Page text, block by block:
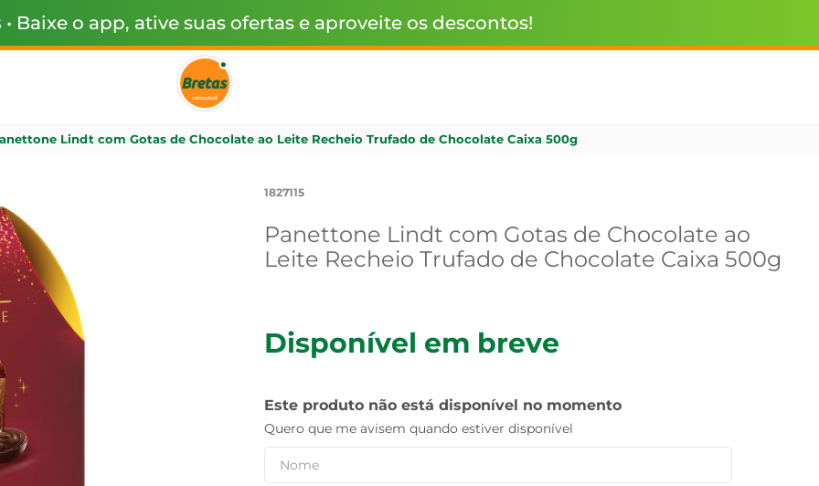
• Baixe o app, ative suas ofertas e aproveite os descontos!
Lindt com Gotas de Chocolate ao Leite Recheio Trufado de Chocolate Caixa 500g
1827115
Panettone Lindt com Gotas de Chocolate ao
Leite Recheio Trufado de Chocolate Caixa 500g
Disponível em breve
Este produto não está disponível no momento
Quero que me avisem quando estiver disponível